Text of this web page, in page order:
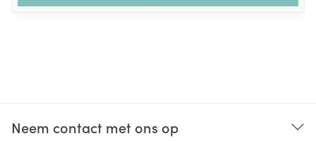
Neem contact met ons op